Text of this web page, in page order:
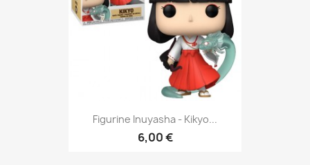
Figurine Inuyasha - Kikyo...
6,00 €